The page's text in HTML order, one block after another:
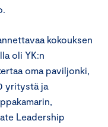
kokouksen
oli YK:n
oma paviljonki,
yritystä ja
Leadership